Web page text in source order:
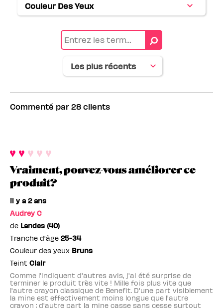
Couleur Des Yeux
Français
Commenté par 28 clients
Vraiment, pouvez-vous améliorer ce
produit?
il y a 2 ans
Audrey C
de Landes (40)
Tranche d'âge 25-34
Couleur des yeux Bruns
Teint Clair
Comme l'indiquent d'autres avis, j'ai été surprise de
terminer le produit très vite ! Mille fois plus vite que
l'autre crayon classique de Benefit. D'une part visiblement
la mine est effectivement moins longue que l'autre
crayon ; d'autre part la mine casse sans cesse surtout